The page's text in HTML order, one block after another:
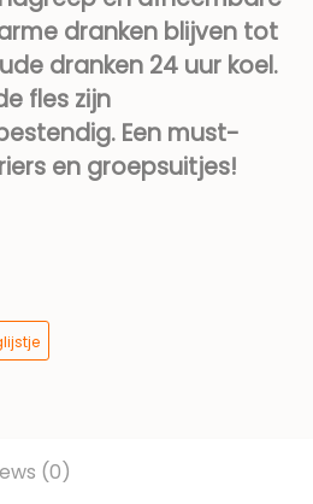
dranken blijven tot
dranken 24 uur koel.
fles zijn
Een must-
en groepsuitjes!
(0)